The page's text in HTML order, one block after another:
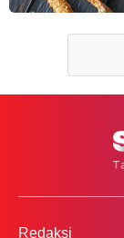
Redaksi